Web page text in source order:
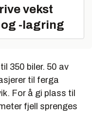
vekst
-lagring
350 biler. 50 av
til ferga
For å gi plass til
fjell sprenges